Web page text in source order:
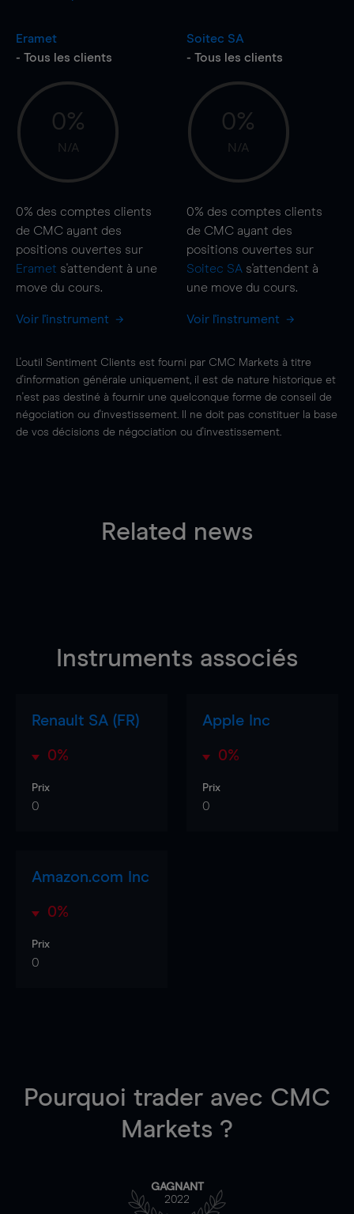
Eramet
- Tous les clients
0%
N/A
0% des comptes clients
de CMC ayant des
positions ouvertes sur
Eramet s'attendent à une
move du cours.
Voir l'instrument
Soitec SA
- Tous les clients
0%
N/A
0% des comptes clients
de CMC ayant des
positions ouvertes sur
Soitec SA s'attendent à
une move du cours.
Voir l'instrument
L'outil Sentiment Clients est fourni par CMC Markets à titre
d'information générale uniquement, il est de nature historique et
n'est pas destiné à fournir une quelconque forme de conseil de
négociation ou d'investissement. Il ne doit pas constituer la base
de vos décisions de négociation ou d'investissement.
Related news
Instruments associés
Renault SA (FR)
0%
Prix
0
Apple Inc
0%
Prix
0
Amazon.com Inc
0%
Prix
0
Pourquoi trader avec CMC
Markets ?
GAGNANT
2022